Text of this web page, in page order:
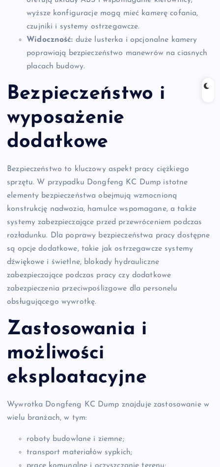
wyższe konfiguracje mogą mieć kamerę cofania,
czujniki i systemy ostrzegawcze.
Widoczność: duże lusterka i opcjonalne kamery
poprawiają bezpieczeństwo manewrów na ciasnych
placach budowy.
Bezpieczeństwo i
wyposażenie
dodatkowe
Bezpieczeństwo to kluczowy aspekt pracy ciężkiego
sprzętu. W przypadku Dongfeng KC Dump istotne
elementy bezpieczeństwa obejmują wzmocnioną
konstrukcję nadwozia, hamulce wspomagane, a także
systemy zabezpieczające przed przewróceniem podczas
rozładunku. Dla poprawy bezpieczeństwa pracy dostępne
są opcje dodatkowe, takie jak ostrzegawcze systemy
dźwiękowe i świetlne, blokady hydrauliczne
zabezpieczające podczas pracy czy dodatkowe
zabezpieczenia przeciwpoślizgowe dla personelu
obsługującego wywrotkę.
Zastosowania i
możliwości
eksploatacyjne
Wywrotka Dongfeng KC Dump znajduje zastosowanie w
wielu branżach, w tym:
roboty budowlane i ziemne;
transport materiałów sypkich;